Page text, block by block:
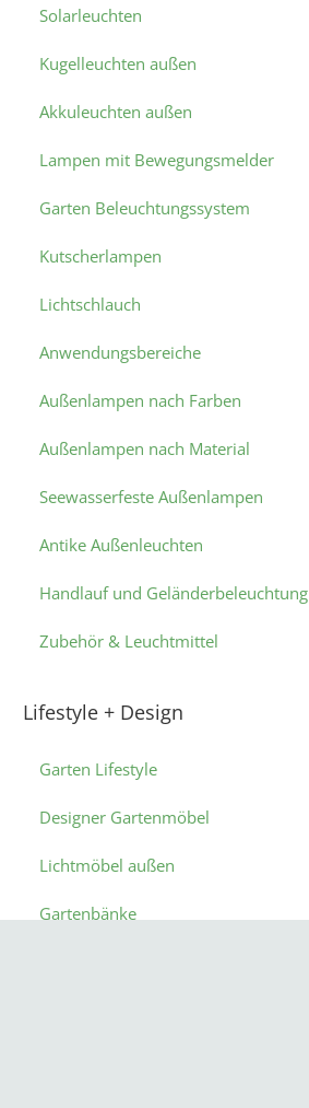
Solarleuchten
Kugelleuchten außen
Akkuleuchten außen
Lampen mit Bewegungsmelder
Garten Beleuchtungssystem
Kutscherlampen
Lichtschlauch
Anwendungsbereiche
Außenlampen nach Farben
Außenlampen nach Material
Seewasserfeste Außenlampen
Antike Außenleuchten
Handlauf und Geländerbeleuchtung
Zubehör & Leuchtmittel
Lifestyle + Design
Garten Lifestyle
Designer Gartenmöbel
Lichtmöbel außen
Gartenbänke